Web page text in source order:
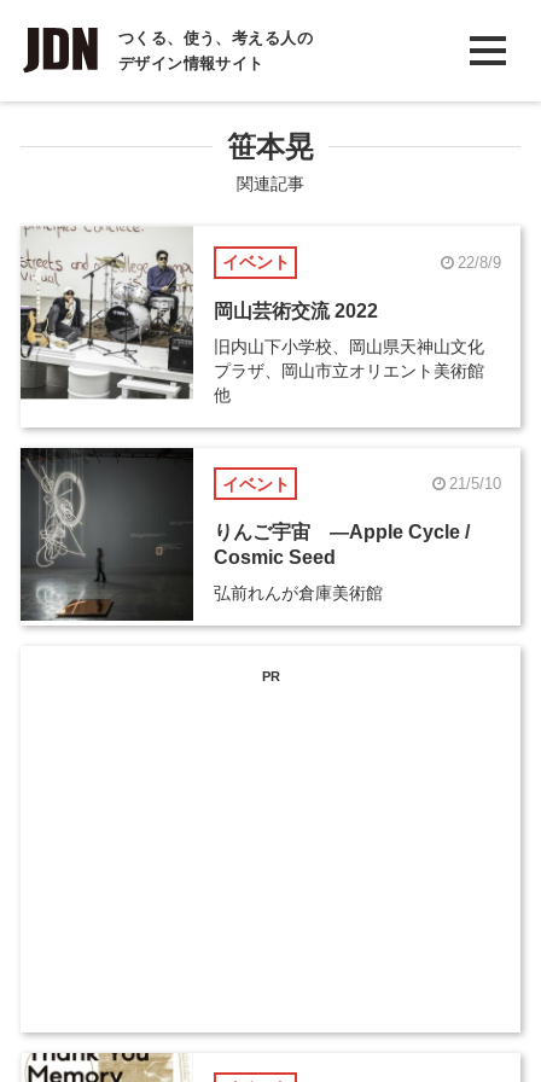
つくる、使う、考える人の
デザイン情報サイト
INTERVIEW
インタビュー
COLUMN
コラム
笹本晃
関連記事
イベント 22/8/9
岡山芸術交流 2022
旧内山下小学校、岡山県天神山文化
プラザ、岡山市立オリエント美術館
他
イベント 21/5/10
りんご宇宙 ―Apple Cycle /
Cosmic Seed
弘前れんが倉庫美術館
PR